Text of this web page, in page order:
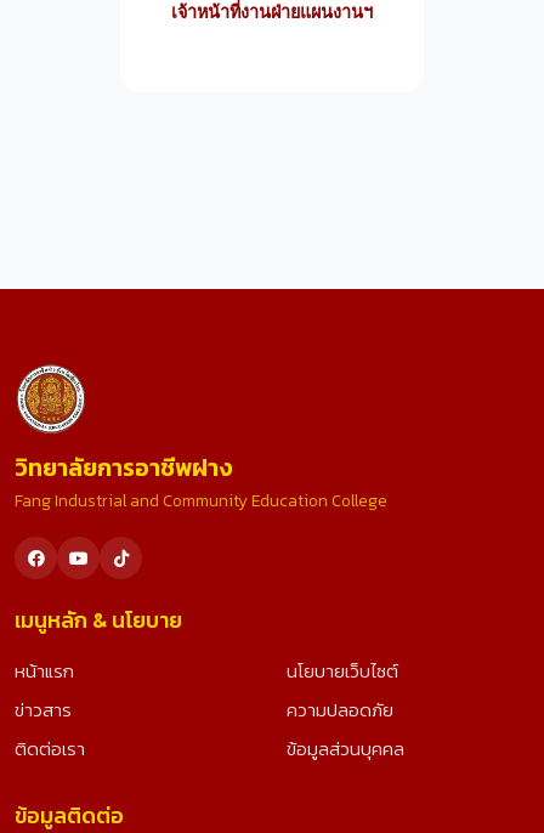
เจ้าหน้าที่งานฝ่ายแผนงานฯ
วิทยาลัยการอาชีพฝาง
Fang Industrial and Community Education College
เมนูหลัก & นโยบาย
หน้าแรก
ข่าวสาร
ติดต่อเรา
นโยบายเว็บไซต์
ความปลอดภัย
ข้อมูลส่วนบุคคล
ข้อมูลติดต่อ